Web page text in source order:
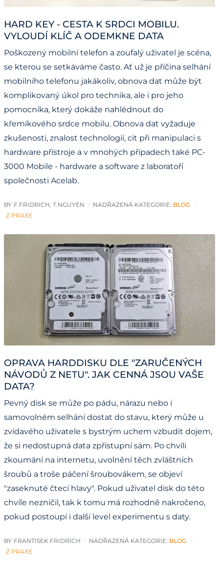
HARD KEY - CESTA K SRDCI MOBILU.
VYLOUDÍ KLÍČ A ODEMKNE DATA
Poškozený mobilní telefon a zoufalý uživatel je scéna,
se kterou se setkáváme často. Ať už je příčina selhání
mobilního telefonu jakákoliv, obnova dat může být
komplikovaný úkol pro technika, ale i pro jeho
pomocníka, který dokáže nahlédnout do
křemíkového srdce mobilu. Obnova dat vyžaduje
zkušenosti, znalost technologií, cit při manipulaci s
hardware přístroje a v mnohých případech také PC-
3000 Mobile - hardware a software z laboratoří
společnosti Acelab.
BY F.FRIDRICH, T.NGUYEN NADŘAZENÁ KATEGORIE: BLOG
Z PRAXE
OPRAVA HARDDISKU DLE "ZARUČENÝCH
NÁVODŮ Z NETU". JAK CENNÁ JSOU VAŠE
DATA?
Pevný disk se může po pádu, nárazu nebo i
samovolném selhání dostat do stavu, který může u
zvídavého uživatele s bystrým uchem vzbudit dojem,
že si nedostupná data zpřístupní sám. Po chvíli
zkoumání na internetu, uvolnění těch zvláštních
šroubů a troše páčení šroubovákem, se objeví
"zaseknuté čtecí hlavy". Pokud uživatel disk do této
chvíle nezničil, tak k tomu má rozhodně nakročeno,
pokud postoupí i další level experimentu s daty.
BY FRANTISEK FRIDRICH NADŘAZENÁ KATEGORIE: BLOG
Z PRAXE